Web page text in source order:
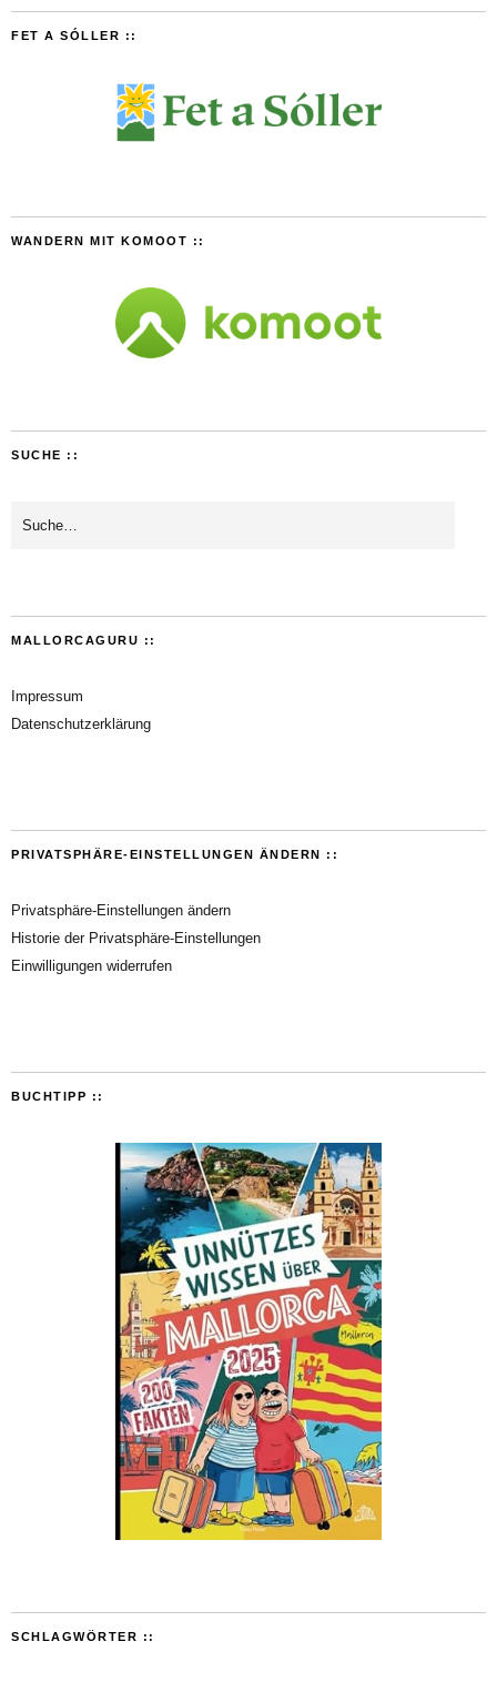
FET A SÓLLER ::
WANDERN MIT KOMOOT ::
SUCHE ::
MALLORCAGURU ::
Impressum
Datenschutzerklärung
PRIVATSPHÄRE-EINSTELLUNGEN ÄNDERN ::
Privatsphäre-Einstellungen ändern
Historie der Privatsphäre-Einstellungen
Einwilligungen widerrufen
BUCHTIPP ::
SCHLAGWÖRTER ::